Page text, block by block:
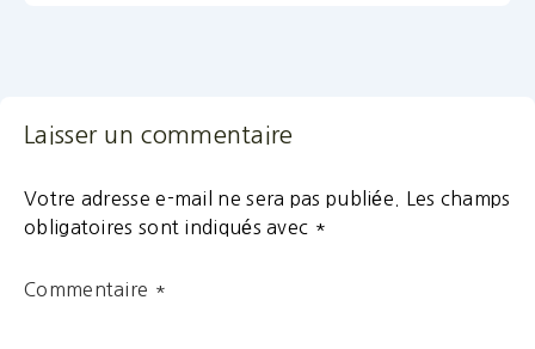
Laisser un commentaire
Votre adresse e-mail ne sera pas publiée.
Les champs
obligatoires sont indiqués avec *
Commentaire *